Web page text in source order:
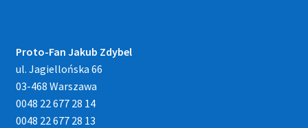
Proto-Fan Jakub Zdybel
ul. Jagiellońska 66
03-468 Warszawa
0048 22 677 28 14
0048 22 677 28 13